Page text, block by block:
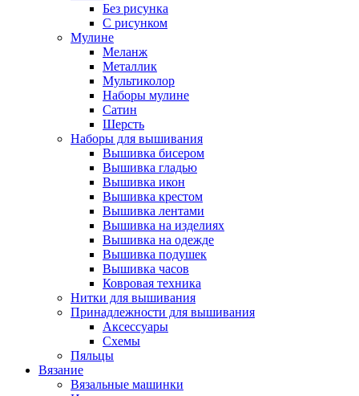
Без рисунка
С рисунком
Мулине
Меланж
Металлик
Мультиколор
Наборы мулине
Сатин
Шерсть
Наборы для вышивания
Вышивка бисером
Вышивка гладью
Вышивка икон
Вышивка крестом
Вышивка лентами
Вышивка на изделиях
Вышивка на одежде
Вышивка подушек
Вышивка часов
Ковровая техника
Нитки для вышивания
Принадлежности для вышивания
Аксессуары
Схемы
Пяльцы
Вязание
Вязальные машинки